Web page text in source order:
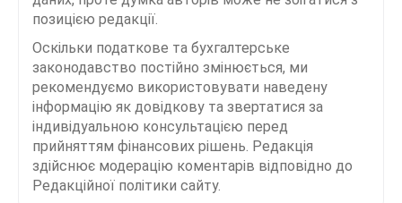
позицією редакції.
Оскільки податкове та бухгалтерське
законодавство постійно змінюється, ми
рекомендуємо використовувати наведену
інформацію як довідкову та звертатися за
індивідуальною консультацією перед
прийняттям фінансових рішень. Редакція
здійснює модерацію коментарів відповідно до
Редакційної політики сайту.